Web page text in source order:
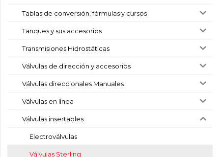
Tablas de conversión, fórmulas y cursos
Tanques y sus accesorios
Transmisiones Hidrostáticas
Válvulas de dirección y accesorios
Válvulas direccionales Manuales
Válvulas en línea
Válvulas insertables
Electroválvulas
Válvulas Sterling